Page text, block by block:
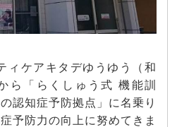
ィケアキタデゆうゆう（和
ら「らくしゅう式 機能訓
認知症予防拠点」に名乗り
予防力の向上に努めてきま